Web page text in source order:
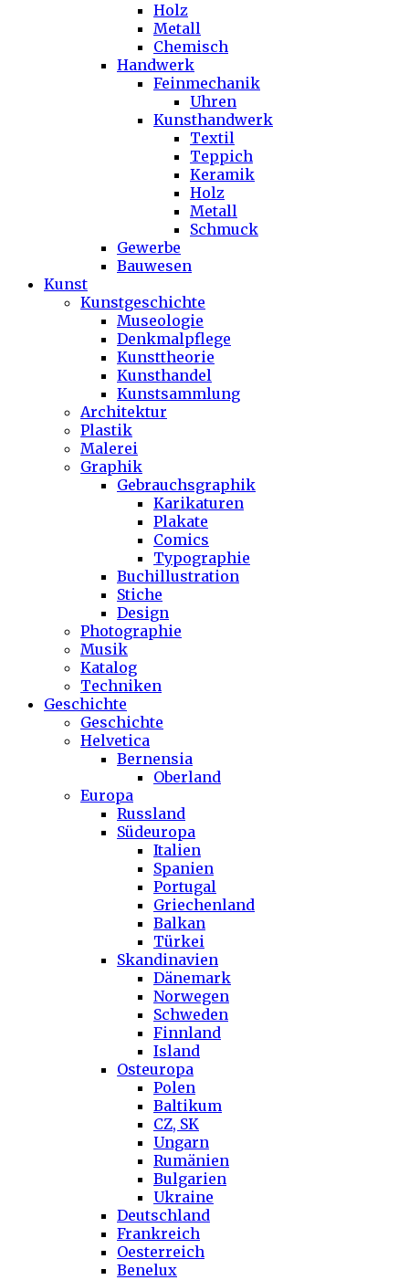
Holz
Metall
Chemisch
Handwerk
Feinmechanik
Uhren
Kunsthandwerk
Textil
Teppich
Keramik
Holz
Metall
Schmuck
Gewerbe
Bauwesen
Kunst
Kunstgeschichte
Museologie
Denkmalpflege
Kunsttheorie
Kunsthandel
Kunstsammlung
Architektur
Plastik
Malerei
Graphik
Gebrauchsgraphik
Karikaturen
Plakate
Comics
Typographie
Buchillustration
Stiche
Design
Photographie
Musik
Katalog
Techniken
Geschichte
Geschichte
Helvetica
Bernensia
Oberland
Europa
Russland
Südeuropa
Italien
Spanien
Portugal
Griechenland
Balkan
Türkei
Skandinavien
Dänemark
Norwegen
Schweden
Finnland
Island
Osteuropa
Polen
Baltikum
CZ, SK
Ungarn
Rumänien
Bulgarien
Ukraine
Deutschland
Frankreich
Oesterreich
Benelux